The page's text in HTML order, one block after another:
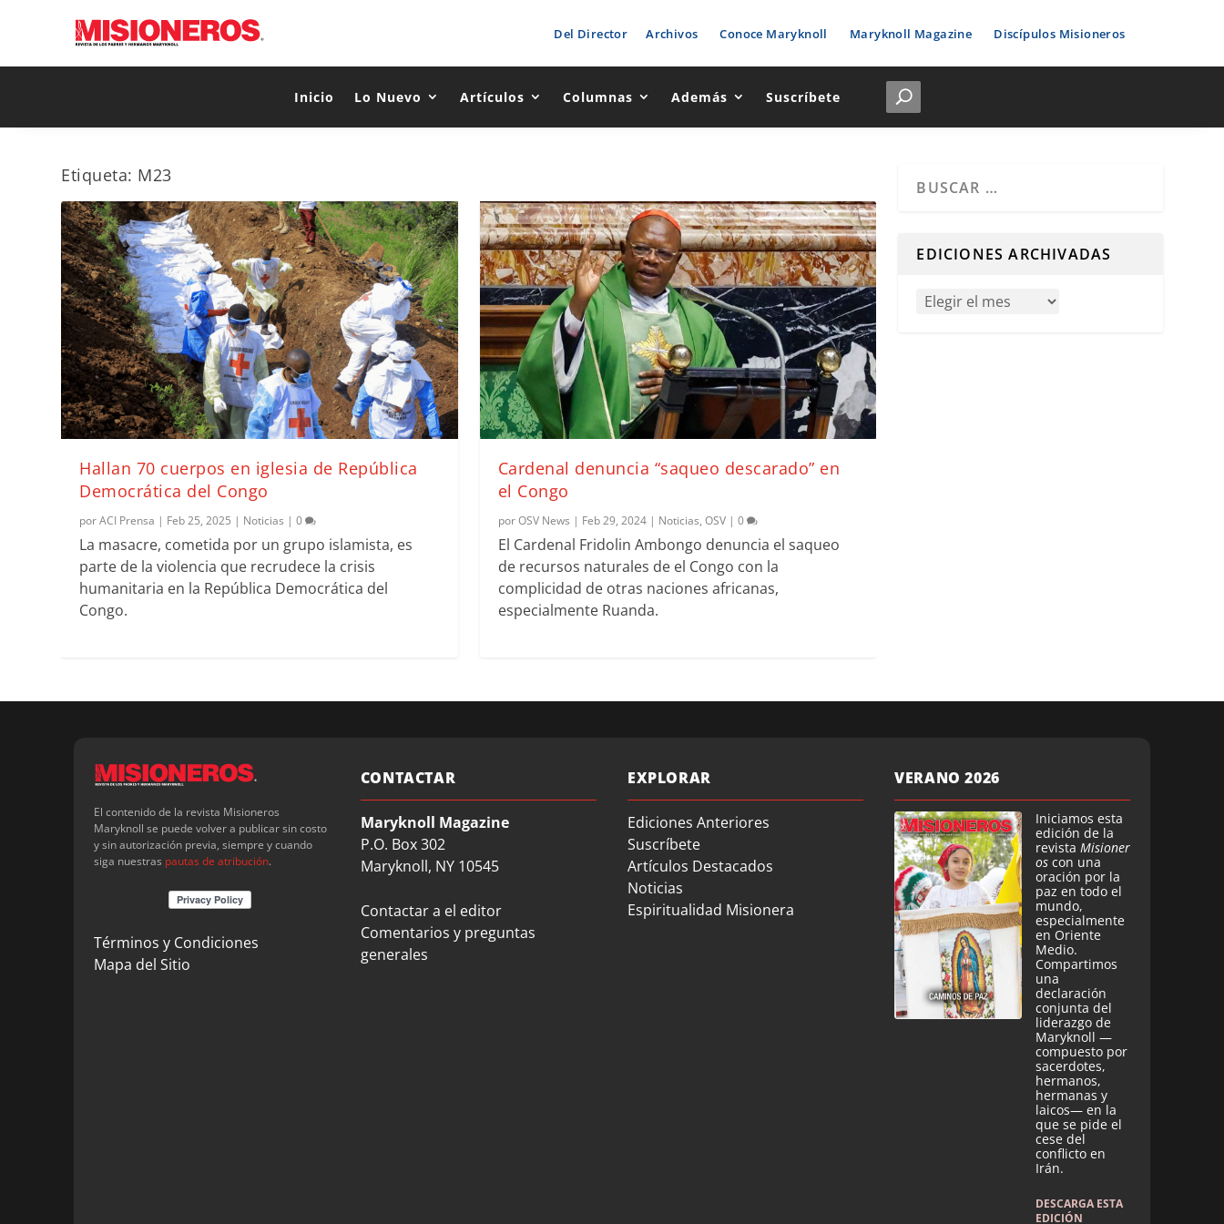
Del Director Archivos Conoce Maryknoll Maryknoll Magazine Discípulos Misioneros
Inicio Lo Nuevo Artículos Columnas Además Suscríbete
Etiqueta: M23
Hallan 70 cuerpos en iglesia de República
Democrática del Congo
porACI Prensa | Feb 25, 2025 | Noticias |0
La masacre, cometida por un grupo islamista, es
parte de la violencia que recrudece la crisis
humanitaria en la República Democrática del
Congo.
Cardenal denuncia “saqueo descarado” en
el Congo
porOSV News | Feb 29, 2024| Noticias, OSV| 0
El Cardenal Fridolin Ambongo denuncia el saqueo
de recursos naturales de el Congo con la
complicidad de otras naciones africanas,
especialmente Ruanda.
EDICIONES ARCHIVADAS
El contenido de la revista Misioneros
Maryknoll se puede volver a publicar sin costo
y sin autorización previa, siempre y cuando
siga nuestras pautas de atribución.
Términos y Condiciones
Mapa del Sitio
CONTACTAR
Maryknoll Magazine
P.O. Box 302
Maryknoll, NY 10545
Contactar a el editor
Comentarios y preguntas
generales
EXPLORAR
Ediciones Anteriores
Suscríbete
Artículos Destacados
Noticias
Espiritualidad Misionera
VERANO 2026
Iniciamos esta
edición de la
revista Misioner
os con una
oración por la
paz en todo el
mundo,
especialmente
en Oriente
Medio.
Compartimos
una
declaración
conjunta del
liderazgo de
Maryknoll —
compuesto por
sacerdotes,
hermanos,
hermanas y
laicos— en la
que se pide el
cese del
conflicto en
Irán.
DESCARGA ESTA
EDICIÓN